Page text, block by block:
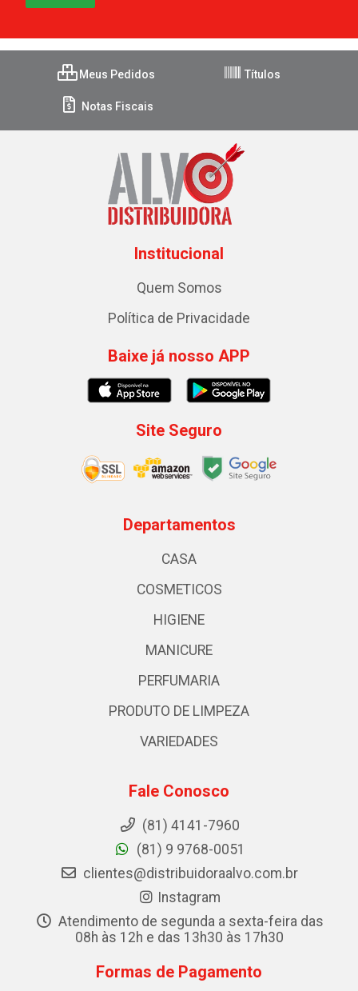
Meus Pedidos Títulos
Notas Fiscais
Institucional
Quem Somos
Política de Privacidade
Baixe já nosso APP
Site Seguro
Departamentos
CASA
COSMETICOS
HIGIENE
MANICURE
PERFUMARIA
PRODUTO DE LIMPEZA
VARIEDADES
Fale Conosco
(81) 4141-7960
(81) 9 9768-0051
clientes@distribuidoraalvo.com.br
Instagram
Atendimento de segunda a sexta-feira das
08h às 12h e das 13h30 às 17h30
Formas de Pagamento